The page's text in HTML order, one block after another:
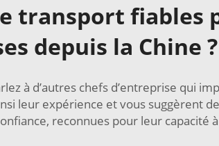
transport fiables
depuis la Chine ?
à d’autres chefs d’entreprise qui
leur expérience et vous suggèrent
reconnues pour leur capacité